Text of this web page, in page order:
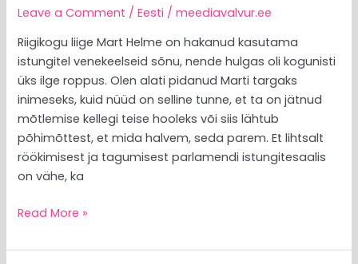
Leave a Comment /Eesti /meediavalvur.ee
Riigikogu liige Mart Helme on hakanud kasutama
istungitel venekeelseid sõnu, nende hulgas oli kogunisti
üks ilge roppus. Olen alati pidanud Marti targaks
inimeseks, kuid nüüd on selline tunne, et ta on jätnud
mõtlemise kellegi teise hooleks või siis lähtub
põhimõttest, et mida halvem, seda parem. Et lihtsalt
röökimisest ja tagumisest parlamendi istungitesaalis
on vähe, ka
Read More »